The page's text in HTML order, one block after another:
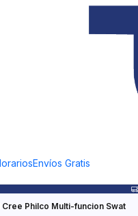
Envíos Gratis
Cree Philco Multi-funcion Swat